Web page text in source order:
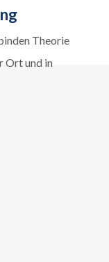
Theorie
Ort und in